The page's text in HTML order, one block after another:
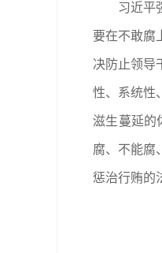
习近平
要在不敢腐
决防止领导
性、系统性
滋生蔓延的
腐、不能腐
惩治行贿的